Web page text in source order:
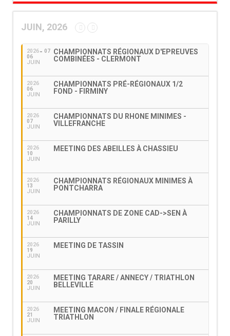
JUIN, 2026
2026
06
JUIN
07
CHAMPIONNATS RÉGIONAUX D'EPREUVES
COMBINÉES - CLERMONT
2026
06
JUIN
CHAMPIONNATS PRÉ-RÉGIONAUX 1/2
FOND - FIRMINY
2026
07
JUIN
CHAMPIONNATS DU RHONE MINIMES -
VILLEFRANCHE
2026
10
JUIN
MEETING DES ABEILLES À CHASSIEU
2026
13
JUIN
CHAMPIONNATS RÉGIONAUX MINIMES À
PONTCHARRA
2026
14
JUIN
CHAMPIONNATS DE ZONE CAD->SEN À
PARILLY
2026
19
JUIN
MEETING DE TASSIN
2026
20
JUIN
MEETING TARARE / ANNECY / TRIATHLON
BELLEVILLE
2026
21
JUIN
MEETING MACON / FINALE RÉGIONALE
TRIATHLON